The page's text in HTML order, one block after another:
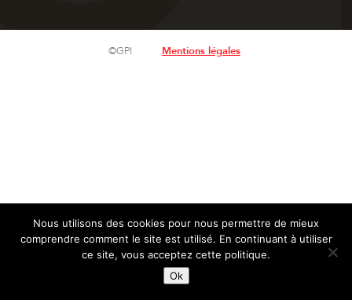
©GPI Mentions légales
Nous utilisons des cookies pour nous permettre de mieux
comprendre comment le site est utilisé. En continuant à utiliser
ce site, vous acceptez cette politique.
Ok